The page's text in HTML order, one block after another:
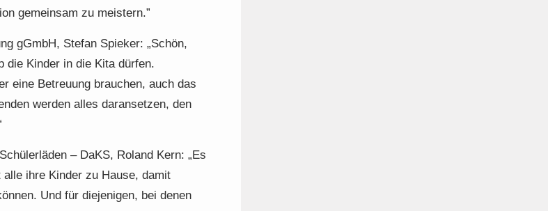
gemeinsam zu meistern.”
gGmbH, Stefan Spieker: „Schön,
die Kinder in die Kita dürfen.
eine Betreuung brauchen, auch das
werden alles daransetzen, den
– DaKS, Roland Kern: „Es
ihre Kinder zu Hause, damit
Und für diejenigen, bei denen